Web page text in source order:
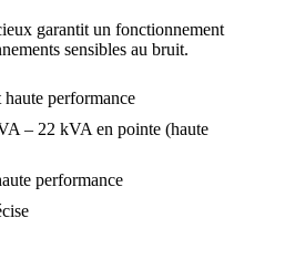
garantit un fonctionnement
sensibles au bruit.
performance
– 22 kVA en pointe (haute
performance